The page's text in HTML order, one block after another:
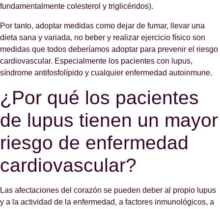
fundamentalmente colesterol y triglicéridos).
Por tanto, adoptar medidas como dejar de fumar, llevar una
dieta sana y variada, no beber y realizar ejercicio físico son
medidas que todos deberíamos adoptar para prevenir el riesgo
cardiovascular. Especialmente los pacientes con lupus,
síndrome antifosfolípido y cualquier enfermedad autoinmune.
¿Por qué los pacientes
de lupus tienen un mayor
riesgo de enfermedad
cardiovascular?
Las afectaciones del corazón se pueden deber al propio lupus
y a la actividad de la enfermedad, a factores inmunológicos, a